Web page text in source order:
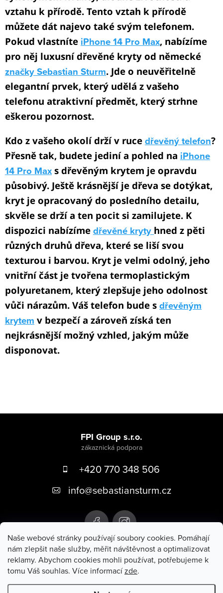
Naše webové stránky používají soubory cookies. Pomáhají
nám zlepšit naše služby, měřit návštěvnost a optimalizovat
reklamy. Abychom cookies mohli používat, potřebujeme k
tomu Váš souhlas. Více informacízde.
c
í
p
v
k
y
v
ý
i
s
u
vztahu k přírodě. Tento vztah k přírodě
můžete dát najevo také svým telefonem.
Pokud vlastníte iPhone 14 Pro Max, nabízíme
pro něj luxusní dřevěné kryty od německé
značky Sebastian Sturm. Jde o neuvěřitelně
elegantní prvek, který udělá z vašeho
telefonu atraktivní předmět, který strhne
eškerou pozornost.
Kdo z vašeho okolí drží v ruce dřevěný telefon?
Přesně tak, budete jediní a pohled na iPhone
14 Pro Max s dřevěným krytem je opravdu
působivý. Ještě krásnější je dřeva se dotýkat,
kryt je opracovaný do posledního detailu,
skvěle se drží a ten pocit si zamilujete. K
dispozici nabízíme dřevěné kryty hned z pěti
různých druhů dřeva, které se liší svou
texturou i barvou. Kryt je velmi odolný, jeho
vnitřní část je tvořena termoplastickým
polyuretanem, který zlepšuje jeho odolnost
vůči nárazům. Váš telefon bude s dřevěným
krytem v bezpečí a zároveň získá ten
nejkrásnější možný vzhled, jakým může
disponovat.
FPI Group s.r.o.
+420 770 348 506
info@sebastiansturm.cz